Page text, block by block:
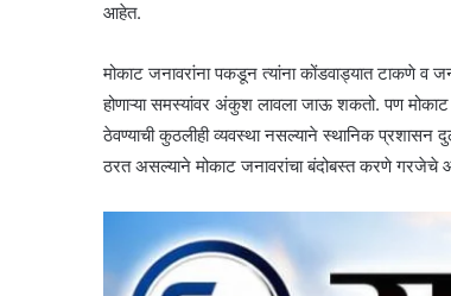
आहेत.
मोकाट जनावरांना पकडून त्यांना कोंडवाड्यात टाकणे
होणाऱ्या समस्यांवर अंकुश लावला जाऊ शकतो. पण मोकाट
ठेवण्याची कुठलीही व्यवस्था नसल्याने स्थानिक प्रशासन
ठरत असल्याने मोकाट जनावरांचा बंदोबस्त करणे गरजेचे